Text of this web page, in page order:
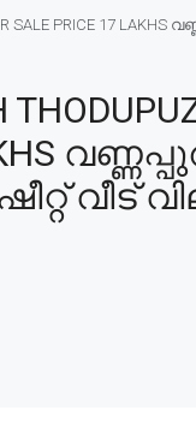
FOR SALE PRICE
വീട്